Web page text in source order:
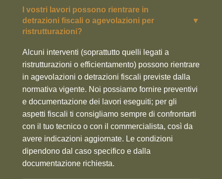
I vostri lavori possono rientrare in
detrazioni fiscali o agevolazioni per
ristrutturazioni?
▼
Alcuni interventi (soprattutto quelli legati a
ristrutturazioni o efficientamento) possono rientrare
in agevolazioni o detrazioni fiscali previste dalla
normativa vigente. Noi possiamo fornire preventivi
e documentazione dei lavori eseguiti; per gli
aspetti fiscali ti consigliamo sempre di confrontarti
con il tuo tecnico o con il commercialista, così da
avere indicazioni aggiornate. Le condizioni
dipendono dal caso specifico e dalla
documentazione richiesta.